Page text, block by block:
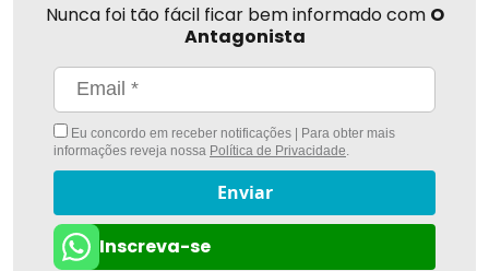
Nunca foi tão fácil ficar bem informado com O
Antagonista
Eu concordo em receber notificações | Para obter mais
informações reveja nossa Política de Privacidade.
Enviar
Inscreva-se